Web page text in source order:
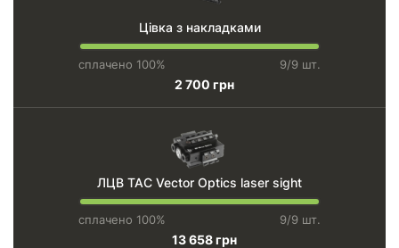
Цівка з накладками
сплачено 100% 9/9 шт.
2 700 грн
ЛЦВ TAC Vector Optics laser sight
сплачено 100% 9/9 шт.
13 658 грн